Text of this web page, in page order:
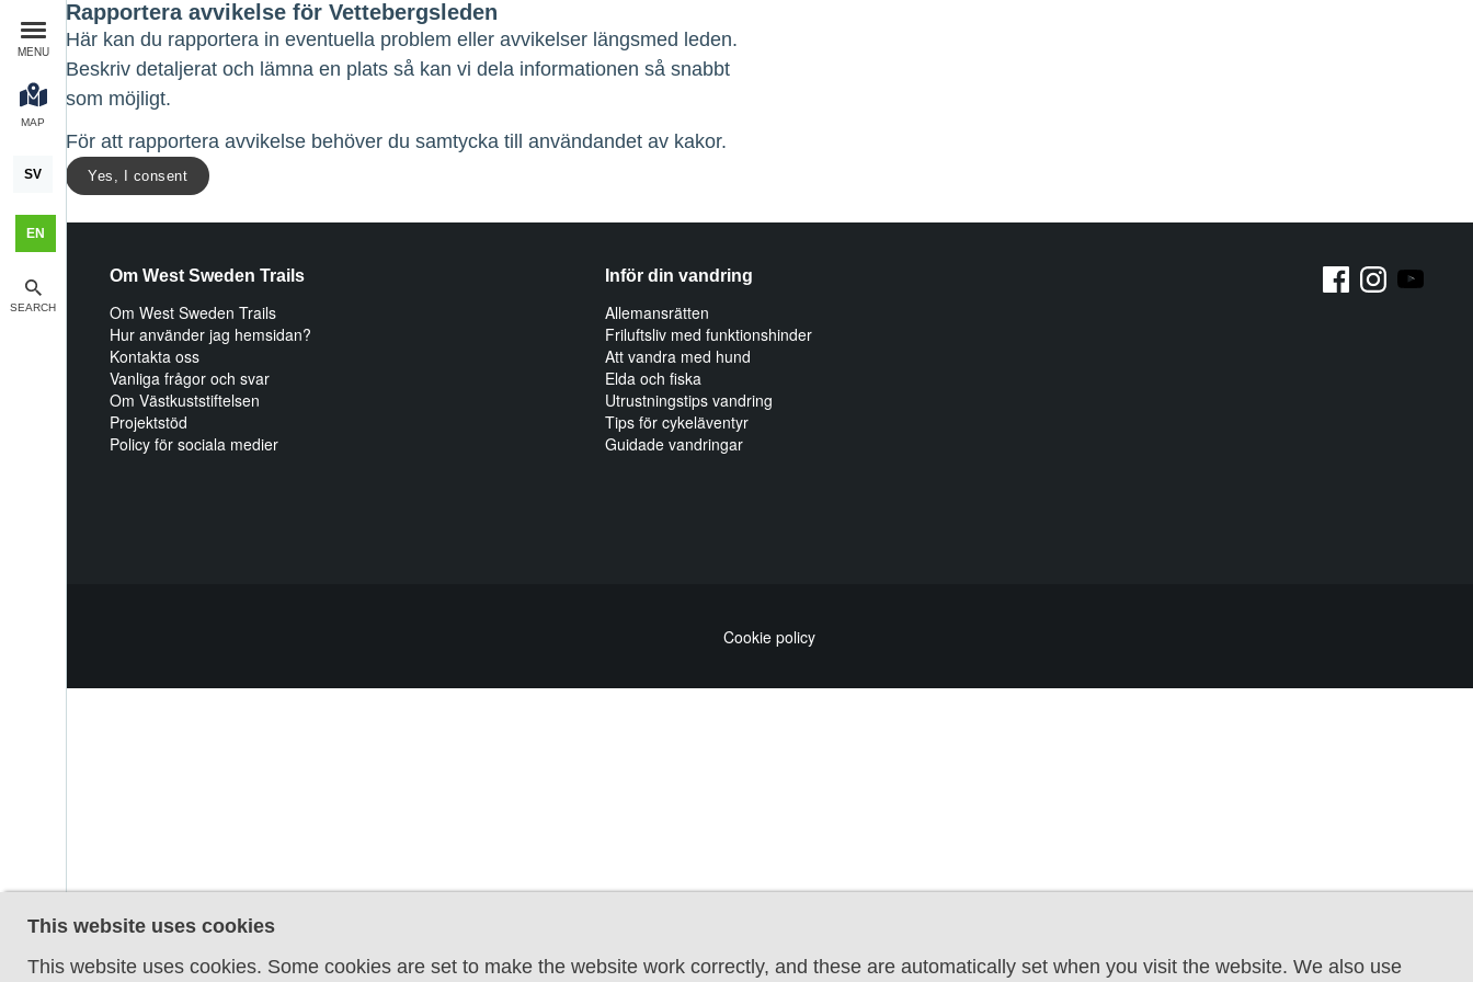
MENU
MAP
SV
EN
SEARCH
Rapportera avvikelse för Vettebergsleden
Här kan du rapportera in eventuella problem eller avvikelser längsmed leden.
Beskriv detaljerat och lämna en plats så kan vi dela informationen så snabbt
som möjligt.
För att rapportera avvikelse behöver du samtycka till användandet av kakor.
Yes, I consent
This website uses cookies
This website uses cookies. Some cookies are set to make the website work correctly, and these are automatically set when you visit the website. We also use
Om West Sweden Trails
Om West Sweden Trails
Hur använder jag hemsidan?
Kontakta oss
Vanliga frågor och svar
Om Västkuststiftelsen
Projektstöd
Policy för sociala medier
Inför din vandring
Allemansrätten
Friluftsliv med funktionshinder
Att vandra med hund
Elda och fiska
Utrustningstips vandring
Tips för cykeläventyr
Guidade vandringar
Cookie policy